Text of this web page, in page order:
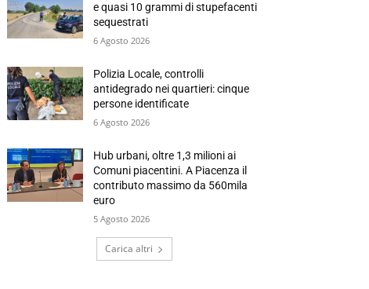
e quasi 10 grammi di stupefacenti
sequestrati
6 Agosto 2026
Polizia Locale, controlli
antidegrado nei quartieri: cinque
persone identificate
6 Agosto 2026
Hub urbani, oltre 1,3 milioni ai
Comuni piacentini. A Piacenza il
contributo massimo da 560mila
euro
5 Agosto 2026
Carica altri